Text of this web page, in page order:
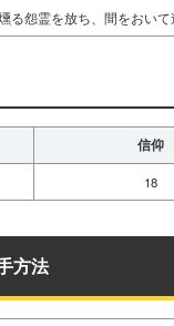
る怨霊を放ち、間をおい
信仰
18
方法